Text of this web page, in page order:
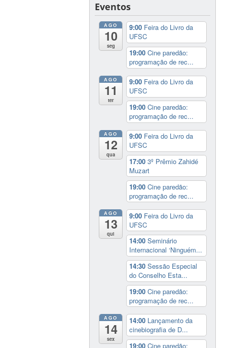
Eventos
AGO
10
seg
9:00 Feira do Livro da
UFSC
19:00Cine paredão:
programação de rec...
AGO
11
ter
9:00 Feira do Livro da
UFSC
19:00Cine paredão:
programação de rec...
AGO
12
qua
9:00 Feira do Livro da
UFSC
17:003º Prêmio Zahidé
Muzart
19:00Cine paredão:
programação de rec...
AGO
13
qui
9:00 Feira do Livro da
UFSC
14:00Seminário
Internacional ‘Ninguém...
14:30Sessão Especial
do Conselho Esta...
19:00Cine paredão:
programação de rec...
AGO
14
sex
14:00 Lançamento da
cinebiografia de D...
19:00Cine paredão: